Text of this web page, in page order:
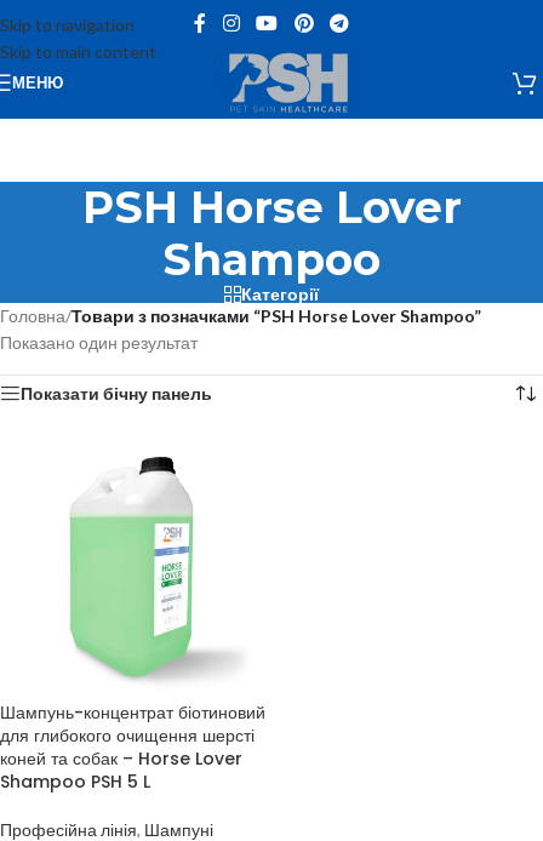
Skip to navigation
Skip to main content
МЕНЮ
PSH Horse Lover
Shampoo
Категорії
Головна/Товари з позначками “PSH Horse Lover Shampoo”
Показано один результат
Показати бічну панель
Шампунь-концентрат біотиновий
для глибокого очищення шерсті
коней та собак – Horse Lover
Shampoo PSH 5 L
Професійна лінія, Шампуні